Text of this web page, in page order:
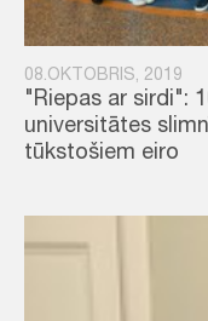
08.OKTOBRIS, 2019
"Riepas ar sirdi":
universitātes
tūkstošiem eiro